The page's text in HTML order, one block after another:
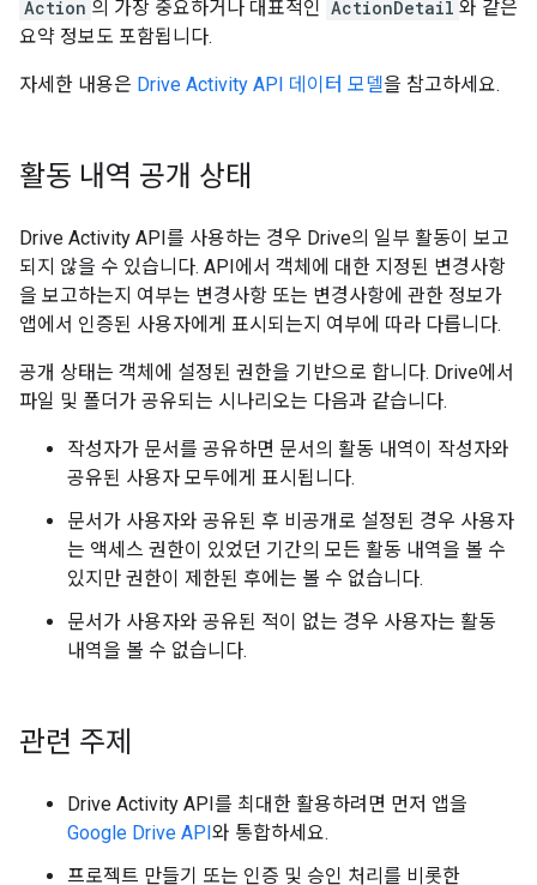
Action 의 가장 중요하거나 대표적인 ActionDetail 와 같은
요약 정보도 포함됩니다.
자세한 내용은 Drive Activity API 데이터 모델을 참고하세요.
활동 내역 공개 상태
Drive Activity API를 사용하는 경우 Drive의 일부 활동이 보고
되지 않을 수 있습니다. API에서 객체에 대한 지정된 변경사항
을 보고하는지 여부는 변경사항 또는 변경사항에 관한 정보가
앱에서 인증된 사용자에게 표시되는지 여부에 따라 다릅니다.
공개 상태는 객체에 설정된 권한을 기반으로 합니다. Drive에서
파일 및 폴더가 공유되는 시나리오는 다음과 같습니다.
작성자가 문서를 공유하면 문서의 활동 내역이 작성자와
공유된 사용자 모두에게 표시됩니다.
문서가 사용자와 공유된 후 비공개로 설정된 경우 사용자
는 액세스 권한이 있었던 기간의 모든 활동 내역을 볼 수
있지만 권한이 제한된 후에는 볼 수 없습니다.
문서가 사용자와 공유된 적이 없는 경우 사용자는 활동
내역을 볼 수 없습니다.
관련 주제
Drive Activity API를 최대한 활용하려면 먼저 앱을
Google Drive API와 통합하세요.
프로젝트 만들기 또는 인증 및 승인 처리를 비롯한